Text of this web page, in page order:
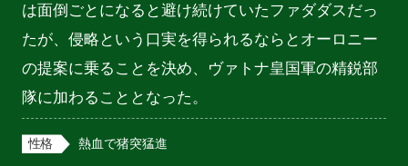
は面倒ごとになると避け続けていたファダダスだっ
たが、侵略という口実を得られるならとオーロニー
の提案に乗ることを決め、ヴァトナ皇国軍の精鋭部
隊に加わることとなった。
性格 熱血で猪突猛進